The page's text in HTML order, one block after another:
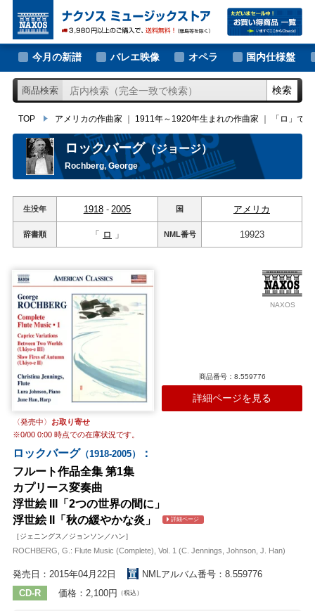
大作曲家の新譜
著名作曲家の新譜
マイナー作曲家の新譜
月別新譜一覧
今月の新譜 バレエ映像 オペラ 国内仕様盤
商品検索 検索
TOP アメリカの作曲家 1911年～1920年生まれの作曲家 「ロ」で
TOP アメリカの作曲家｜1911年～1920年生まれの作曲家｜「ロ」では
ロックバーグ（ジョージ）
Rochberg, George
生没年 1918 - 2005 国 アメリカ
辞書順 「 ロ 」 NML番号 19923
NAXOS
商品番号：8.559776
詳細ページを見る
〈発売中〉 お取り寄せ
※0/00 0:00時点での在庫状況です。
ロックバーグ（1918-2005）
：
フルート作品全集 第1集
カプリース変奏曲
浮世絵 III「2つの世界の間に」
浮世絵 II「秋の緩やかな炎」
詳細ページ
［ジェニングス／ジョンソン／ハン］
ROCHBERG, G.: Flute Music (Complete), Vol. 1 (C. Jennings, Johnson, J. Han)
発売日：2015年04月22日
NMLアルバム番号：8.559776
CD-R
価格：2,100円 （税込）